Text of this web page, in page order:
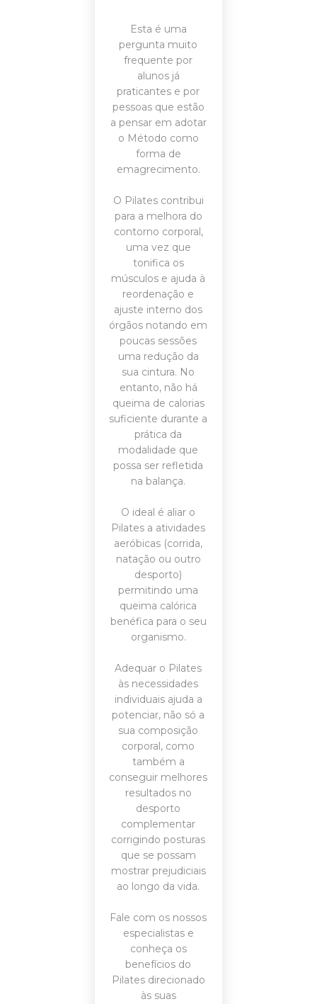
Esta é uma
pergunta muito
frequente por
alunos já
praticantes e por
pessoas que estão
a pensar em adotar
o Método como
forma de
emagrecimento.
O Pilates contribui
para a melhora do
contorno corporal,
uma vez que
tonifica os
músculos e ajuda à
reordenação e
ajuste interno dos
órgãos notando em
poucas sessões
uma redução da
sua cintura. No
entanto, não há
queima de calorias
suficiente durante a
prática da
modalidade que
possa ser refletida
na balança.
O ideal é aliar o
Pilates a atividades
aeróbicas (corrida,
natação ou outro
desporto)
permitindo uma
queima calórica
benéfica para o seu
organismo.
Adequar o Pilates
às necessidades
individuais ajuda a
potenciar, não só a
sua composição
corporal, como
também a
conseguir melhores
resultados no
desporto
complementar
corrigindo posturas
que se possam
mostrar prejudiciais
ao longo da vida.
Fale com os nossos
especialistas e
conheça os
benefícios do
Pilates direcionado
às suas